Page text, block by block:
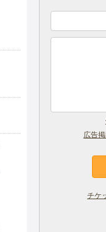
広告
チケ